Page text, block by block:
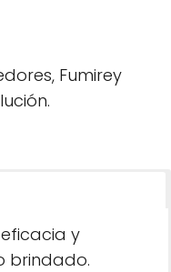
Fumirey
y
brindado.